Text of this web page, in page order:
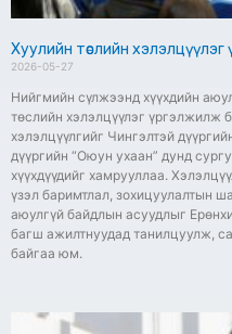
Хуулийн төслийн
2026-05-27
Нийгмийн сүлжээнд хүүхдийн
төслийн хэлэлцүүлэг үргэлжилж
хэлэлцүүлгийг Чингэлтэй
дүүргийн “Оюун ухаан” дунд
хүүхдүүдийг хамрууллаа.
үзэл баримтлал, зохицуулалтын
аюулгүй байдлын асуудлыг
багш ажилтнуудад танилцуулж,
байгаа юм.